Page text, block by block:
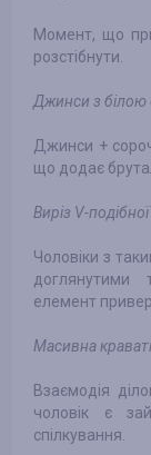
Момент, що
розстібнути.
Джинси з
Джинси +
що додає
Виріз V-
Чоловіки з
доглянутими
елемент
Масивна
Взаємодія
чоловік є
спілкування.